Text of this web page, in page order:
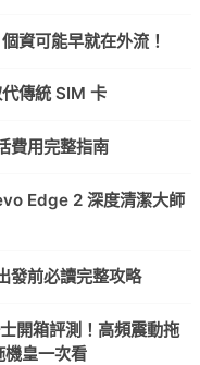
資可能早就在外流！
傳統 SIM 卡
費用完整指南
Edge 2 深度清潔大師
發前必讀完整攻略
開箱評測！高頻震動拖
皇一次看